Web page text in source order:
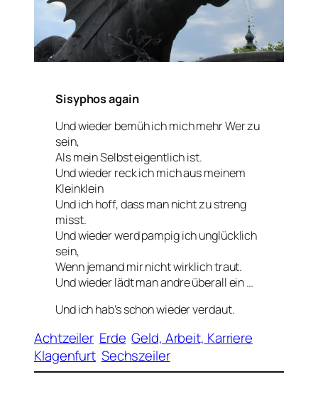
Sisyphos again
Und wieder bemüh ich mich mehr Wer zu
sein,
Als mein Selbst eigentlich ist.
Und wieder reck ich mich aus meinem
Kleinklein
Und ich hoff, dass man nicht zu streng
misst.
Und wieder werd pampig ich unglücklich
sein,
Wenn jemand mir nicht wirklich traut.
Und wieder lädt man andre überall ein …
Und ich hab’s schon wieder verdaut.
Achtzeiler Erde Geld, Arbeit, Karriere
Klagenfurt Sechszeiler